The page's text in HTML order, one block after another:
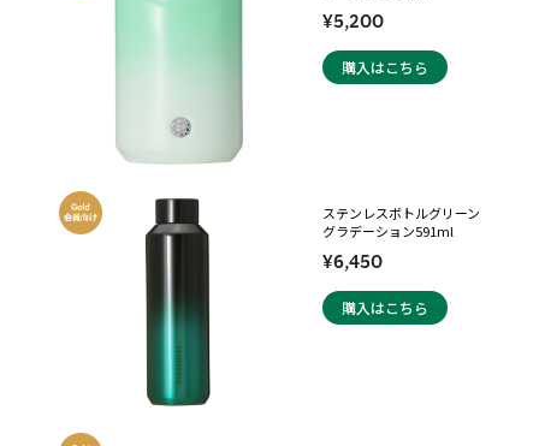
¥5,200
購入はこちら
ステンレスボトルグリーン
グラデーション591ml
¥6,450
購入はこちら